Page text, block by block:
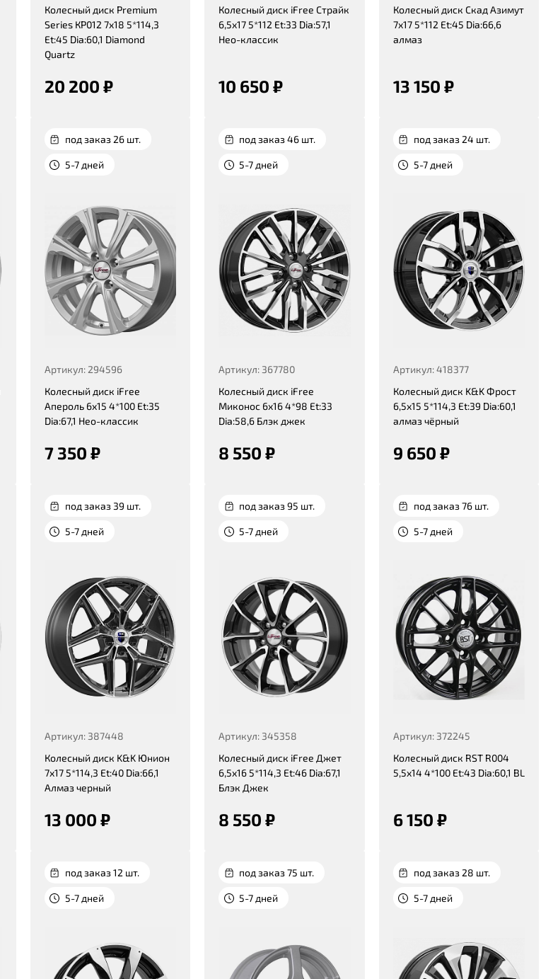
Колесный диск Premium
Series КР012 7x18 5*114,3
Et:45 Dia:60,1 Diamond
Quartz
20 200 ₽
Колесный диск iFree Страйк
6,5x17 5*112 Et:33 Dia:57,1
Нео-классик
10 650 ₽
Колесный диск Скад Азимут
7x17 5*112 Et:45 Dia:66,6
алмаз
13 150 ₽
под заказ 26 шт.
5-7 дней
Артикул: 294596
Колесный диск iFree
Апероль 6x15 4*100 Et:35
Dia:67,1 Нео-классик
7 350 ₽
под заказ 46 шт.
5-7 дней
Артикул: 367780
Колесный диск iFree
Миконос 6x16 4*98 Et:33
Dia:58,6 Блэк джек
8 550 ₽
под заказ 24 шт.
5-7 дней
Артикул: 418377
Колесный диск K&K Фрост
6,5x15 5*114,3 Et:39 Dia:60,1
алмаз чёрный
9 650 ₽
под заказ 39 шт.
5-7 дней
Артикул: 387448
Колесный диск K&K Юнион
7x17 5*114,3 Et:40 Dia:66,1
Алмаз черный
13 000 ₽
под заказ 95 шт.
5-7 дней
Артикул: 345358
Колесный диск iFree Джет
6,5x16 5*114,3 Et:46 Dia:67,1
Блэк Джек
8 550 ₽
под заказ 76 шт.
5-7 дней
Артикул: 372245
Колесный диск RST R004
5,5x14 4*100 Et:43 Dia:60,1 BL
6 150 ₽
под заказ 12 шт.
5-7 дней
под заказ 75 шт.
5-7 дней
под заказ 28 шт.
5-7 дней